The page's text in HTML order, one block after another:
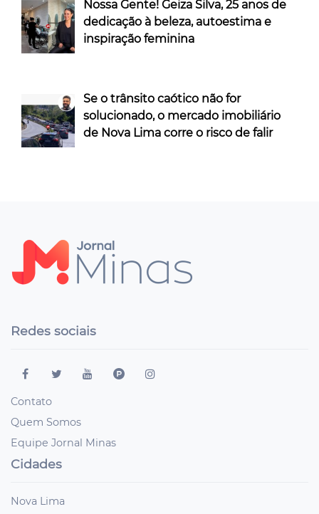
Nossa Gente! Geiza Silva, 25 anos de
dedicação à beleza, autoestima e
inspiração feminina
Se o trânsito caótico não for
solucionado, o mercado imobiliário
de Nova Lima corre o risco de falir
Redes sociais
Contato
Quem Somos
Equipe Jornal Minas
Cidades
Nova Lima